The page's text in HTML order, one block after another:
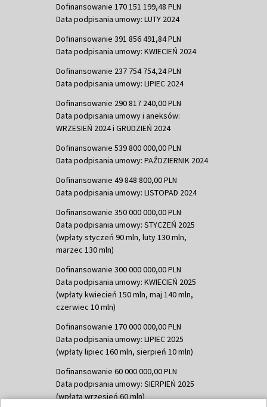
Dofinansowanie 170 151 199,48 PLN
Data podpisania umowy: LUTY 2024
Dofinansowanie 391 856 491,84 PLN
Data podpisania umowy: KWIECIEŃ 2024
Dofinansowanie 237 754 754,24 PLN
Data podpisania umowy: LIPIEC 2024
Dofinansowanie 290 817 240,00 PLN
Data podpisania umowy i aneksów:
WRZESIEŃ 2024 i GRUDZIEŃ 2024
Dofinansowanie 539 800 000,00 PLN
Data podpisania umowy: PAŹDZIERNIK 2024
Dofinansowanie 49 848 800,00 PLN
Data podpisania umowy: LISTOPAD 2024
Dofinansowanie 350 000 000,00 PLN
Data podpisania umowy: STYCZEŃ 2025
(wpłaty styczeń 90 mln, luty 130 mln,
marzec 130 mln)
Dofinansowanie 300 000 000,00 PLN
Data podpisania umowy: KWIECIEŃ 2025
(wpłaty kwiecień 150 mln, maj 140 mln,
czerwiec 10 mln)
Dofinansowanie 170 000 000,00 PLN
Data podpisania umowy: LIPIEC 2025
(wpłaty lipiec 160 mln, sierpień 10 mln)
Dofinansowanie 60 000 000,00 PLN
Data podpisania umowy: SIERPIEŃ 2025
(wpłata wrzesień 60 mln)